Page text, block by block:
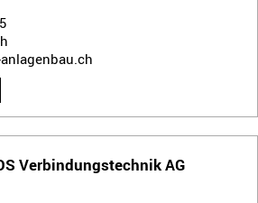
Verbindungstechnik AG